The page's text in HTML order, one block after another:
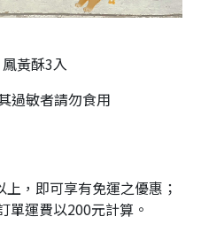
黃酥3入
過敏者請勿食用
，即可享有免運之優惠；
單運費以200元計算。